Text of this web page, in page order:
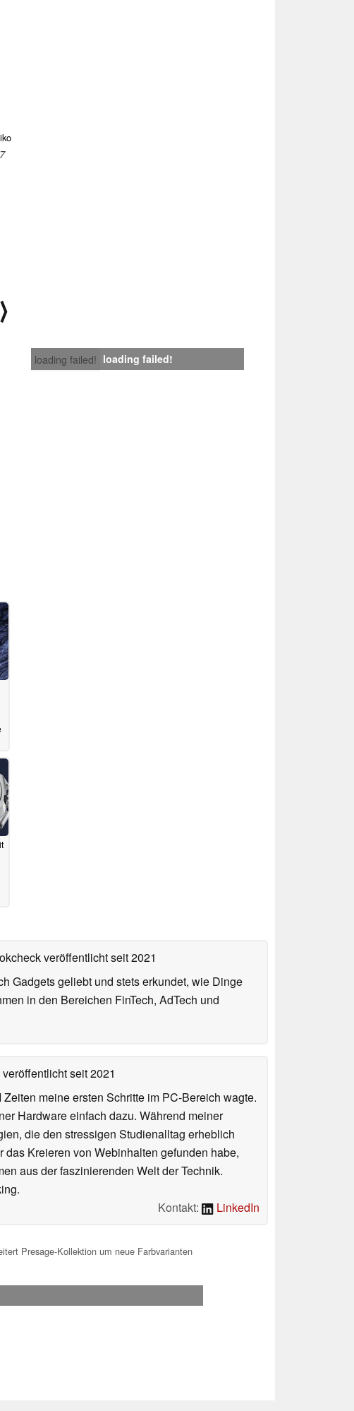
⟩
loading failed! loading failed!
veröffentlichtseit 2021
Gadgets geliebt und stets erkundet, wie Dinge
in den Bereichen FinTech, AdTech und
seit 2021
meine ersten Schritte im PC-Bereich wagte.
Hardware einfach dazu. Während meiner
die den stressigen Studienalltag erheblich
Kreieren von Webinhalten gefunden habe,
aus der faszinierenden Welt der Technik.
Kontakt:
LinkedIn
Presage-Kollektion um neue Farbvarianten